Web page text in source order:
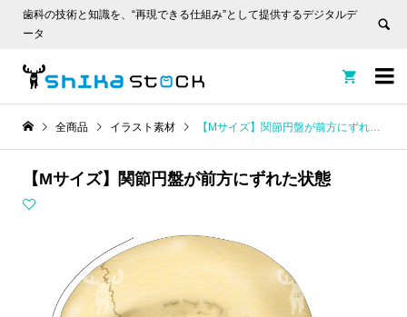
歯科の技術と知識を、“再現できる仕組み”として提供するデジタルデ
ータ


全商品 イラスト素材 【Mサイズ】関節円盤が前方にずれた状態
【Mサイズ】関節円盤が前方にずれた状態